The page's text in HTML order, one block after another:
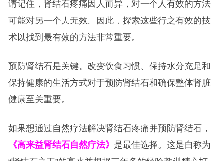
请记住，肾结石疼痛因人而异，对一个人有效的方法
可能对另一个人无效。因此，探索这些行之有效的技
术以找到最有效的方法非常重要。
预防肾结石是关键。改变饮食习惯、保持水分充足和
保持健康的生活方式对于预防肾结石和确保整体肾脏
健康至关重要。
如果想通过自然疗法解决肾结石疼痛并预防肾结石，
《高来益肾结石自然疗法》 是最佳选择。这是自称为